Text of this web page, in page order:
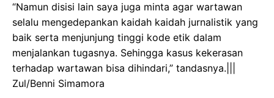
“Namun disisi lain saya juga minta agar wartawan
selalu mengedepankan kaidah kaidah jurnalistik yang
baik serta menjunjung tinggi kode etik dalam
menjalankan tugasnya. Sehingga kasus kekerasan
terhadap wartawan bisa dihindari,” tandasnya.|||
Zul/Benni Simamora